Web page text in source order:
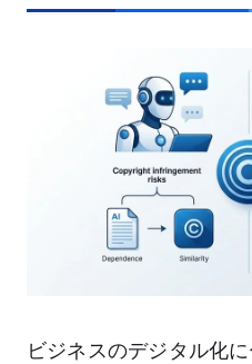
ビジネスのデジタル化